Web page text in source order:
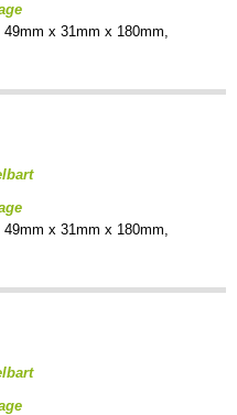
x 31mm x 180mm,
x 31mm x 180mm,